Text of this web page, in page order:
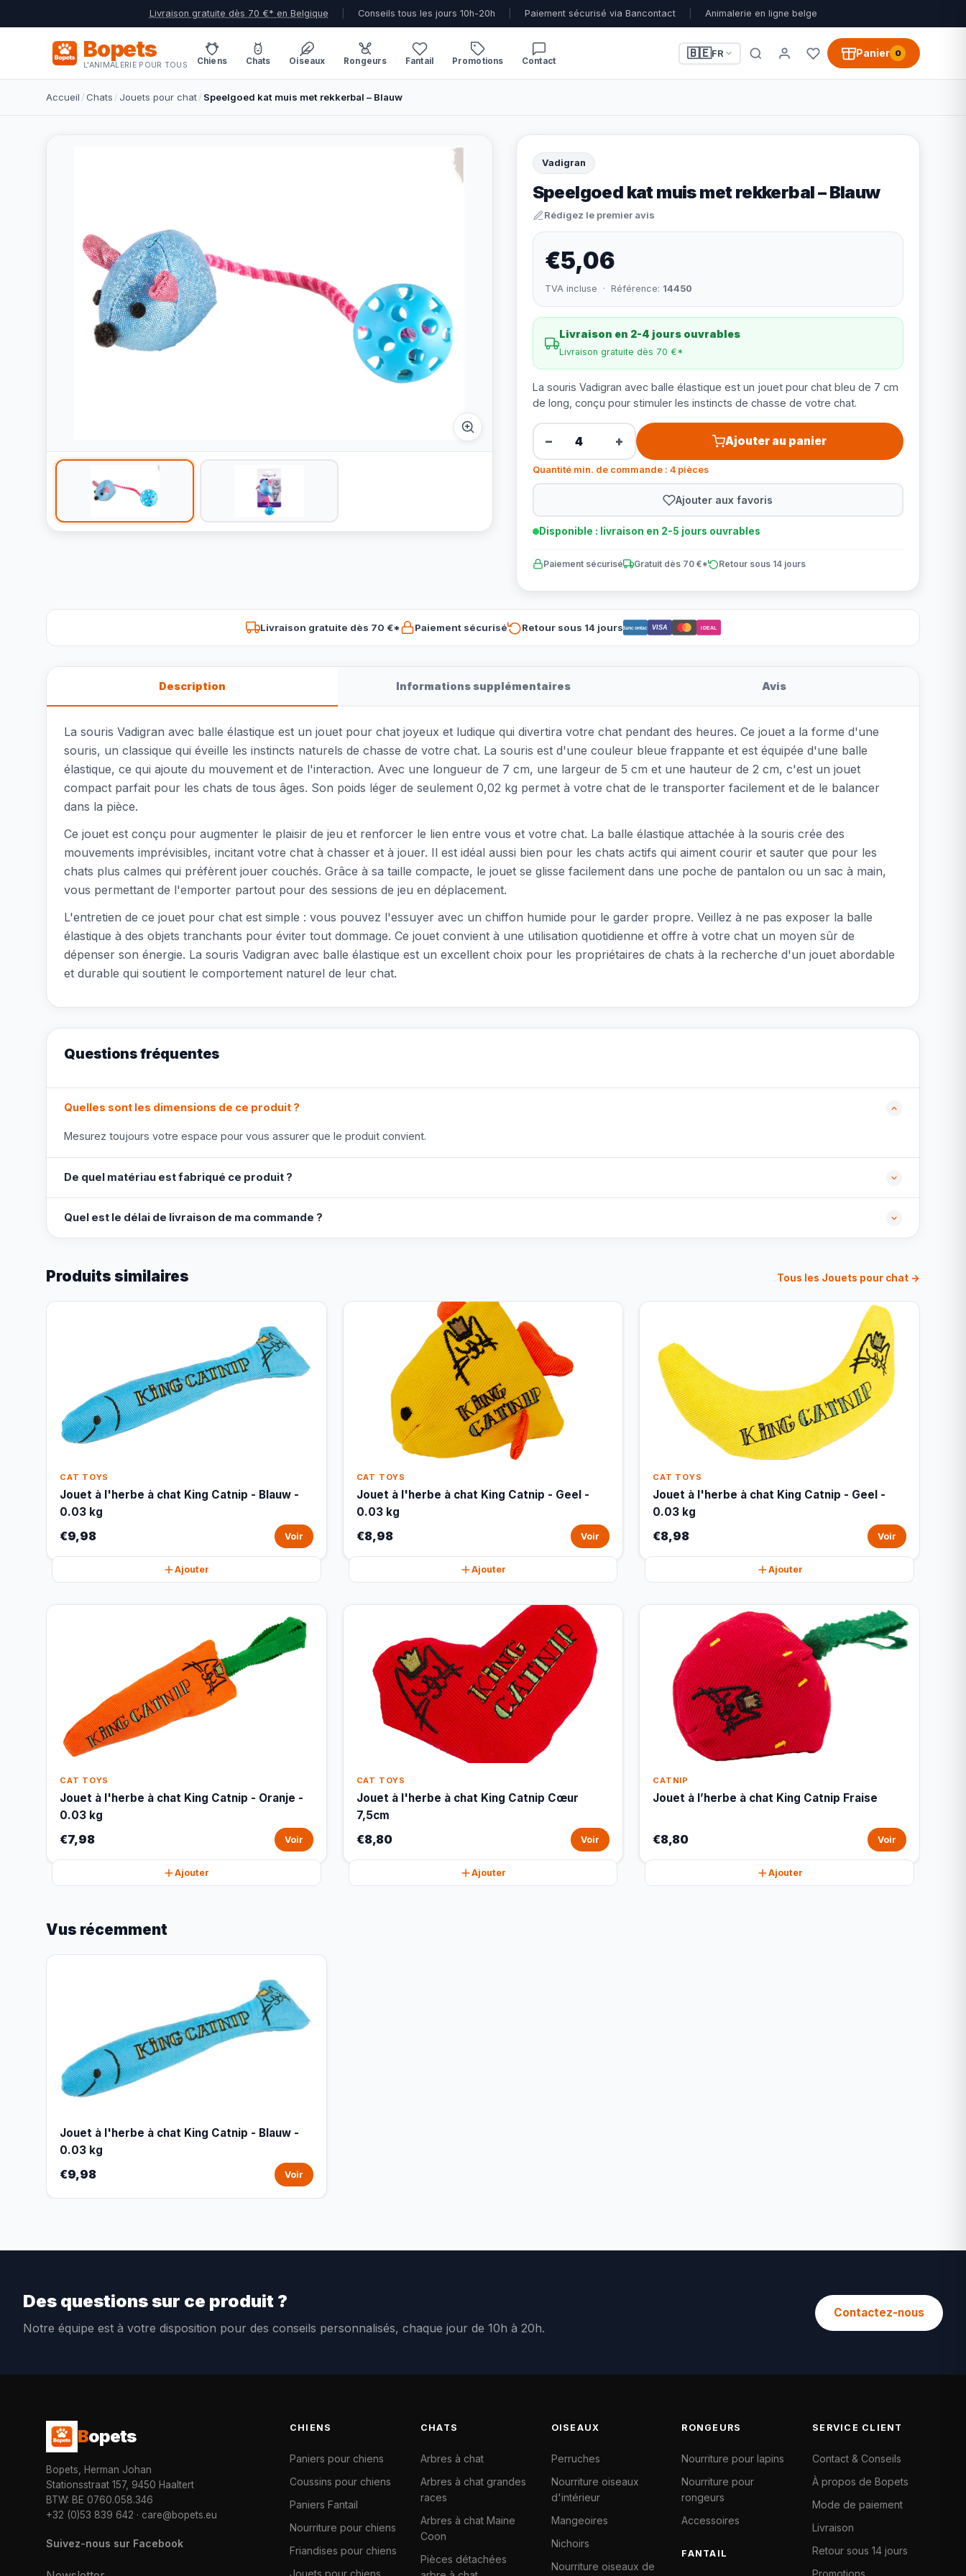
Livraison gratuite dès 70 €* en Belgique Conseils tous les jours 10h-20h Paiement sécurisé via Bancontact Animalerie en ligne belge
Bopets
L'ANIMALERIE POUR TOUS Chiens Chats Oiseaux Rongeurs Fantail Promotions Contact
🇧🇪FR Panier 0
Accueil /Chats /Jouets pour chat/ Speelgoed kat muis met rekkerbal – Blauw
Vadigran
Speelgoed kat muis met rekkerbal – Blauw
Rédigez le premier avis
€5,06
TVA incluse · Référence: 14450
Livraison en 2-4 jours ouvrables
Livraison gratuite dès 70 €*
La souris Vadigran avec balle élastique est un jouet pour chat bleu de 7 cm
de long, conçu pour stimuler les instincts de chasse de votre chat.
− + Ajouter au panier
Quantité min. de commande : 4 pièces
Ajouter aux favoris
Disponible : livraison en 2-5 jours ouvrables
Paiement sécurisé Gratuit dès 70 €* Retour sous 14 jours
Livraison gratuite dès 70 €* Paiement sécurisé Retour sous 14 joursBancontact VISA iDEAL
Description Informations supplémentaires Avis
La souris Vadigran avec balle élastique est un jouet pour chat joyeux et ludique qui divertira votre chat pendant des heures. Ce jouet a la forme d'une
souris, un classique qui éveille les instincts naturels de chasse de votre chat. La souris est d'une couleur bleue frappante et est équipée d'une balle
élastique, ce qui ajoute du mouvement et de l'interaction. Avec une longueur de 7 cm, une largeur de 5 cm et une hauteur de 2 cm, c'est un jouet
compact parfait pour les chats de tous âges. Son poids léger de seulement 0,02 kg permet à votre chat de le transporter facilement et de le balancer
dans la pièce.
Ce jouet est conçu pour augmenter le plaisir de jeu et renforcer le lien entre vous et votre chat. La balle élastique attachée à la souris crée des
mouvements imprévisibles, incitant votre chat à chasser et à jouer. Il est idéal aussi bien pour les chats actifs qui aiment courir et sauter que pour les
chats plus calmes qui préfèrent jouer couchés. Grâce à sa taille compacte, le jouet se glisse facilement dans une poche de pantalon ou un sac à main,
vous permettant de l'emporter partout pour des sessions de jeu en déplacement.
L'entretien de ce jouet pour chat est simple : vous pouvez l'essuyer avec un chiffon humide pour le garder propre. Veillez à ne pas exposer la balle
élastique à des objets tranchants pour éviter tout dommage. Ce jouet convient à une utilisation quotidienne et offre à votre chat un moyen sûr de
dépenser son énergie. La souris Vadigran avec balle élastique est un excellent choix pour les propriétaires de chats à la recherche d'un jouet abordable
et durable qui soutient le comportement naturel de leur chat.
Questions fréquentes
Quelles sont les dimensions de ce produit ?
Mesurez toujours votre espace pour vous assurer que le produit convient.
De quel matériau est fabriqué ce produit ?
Quel est le délai de livraison de ma commande ?
Produits similaires Tous les Jouets pour chat →
CAT TOYS
Jouet à l'herbe à chat King Catnip - Blauw -
0.03 kg
€9,98 Voir
Ajouter
CAT TOYS
Jouet à l'herbe à chat King Catnip - Geel -
0.03 kg
€8,98 Voir
Ajouter
CAT TOYS
Jouet à l'herbe à chat King Catnip - Geel -
0.03 kg
€8,98 Voir
Ajouter
CAT TOYS
Jouet à l'herbe à chat King Catnip - Oranje -
0.03 kg
€7,98 Voir
Ajouter
CAT TOYS
Jouet à l'herbe à chat King Catnip Cœur
7,5cm
€8,80 Voir
Ajouter
CATNIP
Jouet à l’herbe à chat King Catnip Fraise
€8,80 Voir
Ajouter
Vus récemment
Jouet à l'herbe à chat King Catnip - Blauw -
0.03 kg
€9,98 Voir
Des questions sur ce produit ?
Notre équipe est à votre disposition pour des conseils personnalisés, chaque jour de 10h à 20h.
Contactez-nous
Bopets
Bopets, Herman Johan
Stationsstraat 157, 9450 Haaltert
BTW: BE 0760.058.346
+32 (0)53 839 642 · care@bopets.eu
Suivez-nous sur Facebook
CHIENS
Paniers pour chiens
Coussins pour chiens
Paniers Fantail
Nourriture pour chiens
Friandises pour chiens
Jouets pour chiens
CHATS
Arbres à chat
Arbres à chat grandes
races
Arbres à chat Maine
Coon
Pièces détachées
OISEAUX
Perruches
Nourriture oiseaux
d'intérieur
Mangeoires
Nichoirs
Nourriture oiseaux de
RONGEURS
Nourriture pour lapins
Nourriture pour
rongeurs
Accessoires
FANTAIL
SERVICE CLIENT
Contact & Conseils
À propos de Bopets
Mode de paiement
Livraison
Retour sous 14 jours
Promotions